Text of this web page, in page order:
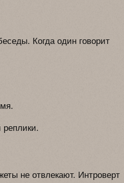
Когда один говорит
реплики.
не отвлекают. Интроверт